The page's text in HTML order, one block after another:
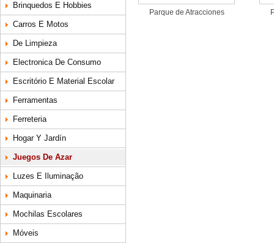
Brinquedos E Hobbies
Carros E Motos
De Limpieza
Electronica De Consumo
Escritório E Material Escolar
Ferramentas
Ferreteria
Hogar Y Jardín
Juegos De Azar
Luzes E Iluminação
Maquinaria
Mochilas Escolares
Móveis
Parque de Atracciones